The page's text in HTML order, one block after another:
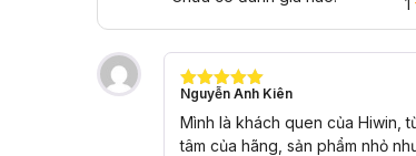
Được xếp
hạng 55
sao
Nguyễn Anh Kiên
Mình là khách quen của Hiwin,
tâm của hãng, sản phẩm nhỏ